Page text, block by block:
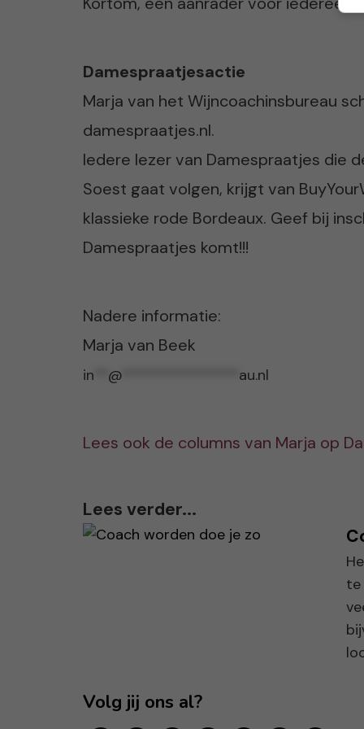
Damespraatjesactie
Marja van het Wijncoachinsbureau
damespraatjes.nl.
Iedere lezer van Damespraatjes die
Soest gaat volgen, krijgt van
klassieke rode Bordeaux. Geef bij
Damespraatjes komt!!!
Nadere informatie:
Marja van Beek
in @ au.nl
Lees ook de columns van Marja op
Lees verder...
te
Volg jij ons al?